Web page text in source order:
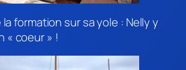
formation sur sa yole : Nelly y
« coeur » !